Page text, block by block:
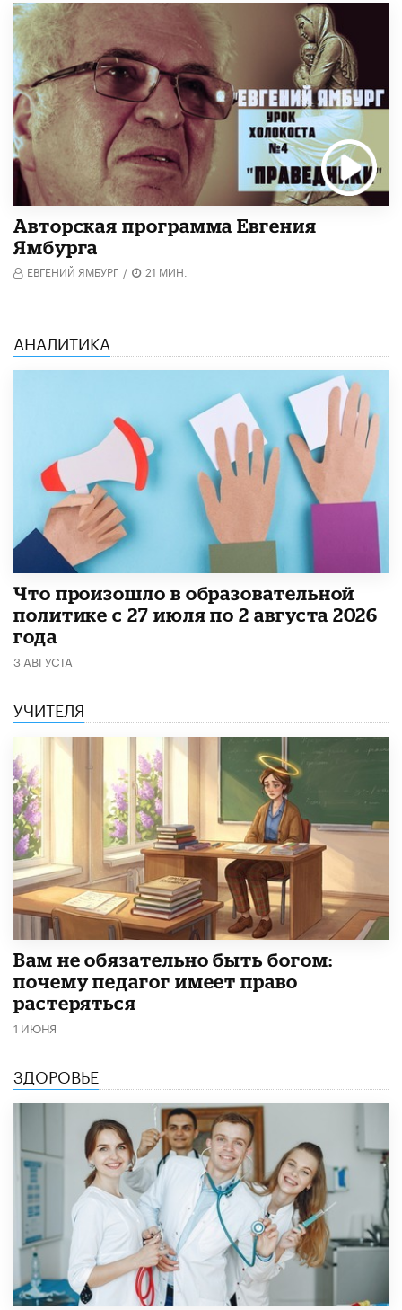
Авторская программа Евгения
Ямбурга
ЕВГЕНИЙ ЯМБУРГ / 21 МИН.
АНАЛИТИКА
​Что произошло в образовательной
политике с 27 июля по 2 августа 2026
года
3 АВГУСТА
УЧИТЕЛЯ
​Вам не обязательно быть богом:
почему педагог имеет право
растеряться
1 ИЮНЯ
ЗДОРОВЬЕ